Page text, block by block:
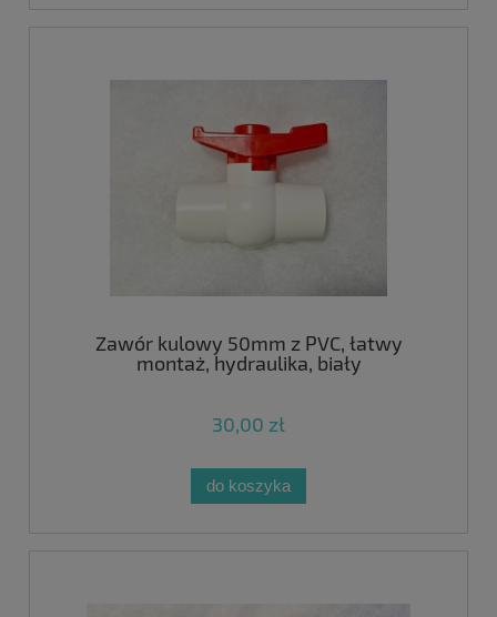
Zawór kulowy 50mm z PVC, łatwy
montaż, hydraulika, biały
30,00 zł
do koszyka